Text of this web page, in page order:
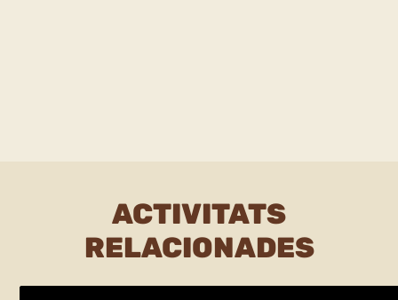
ACTIVITATS
RELACIONADES